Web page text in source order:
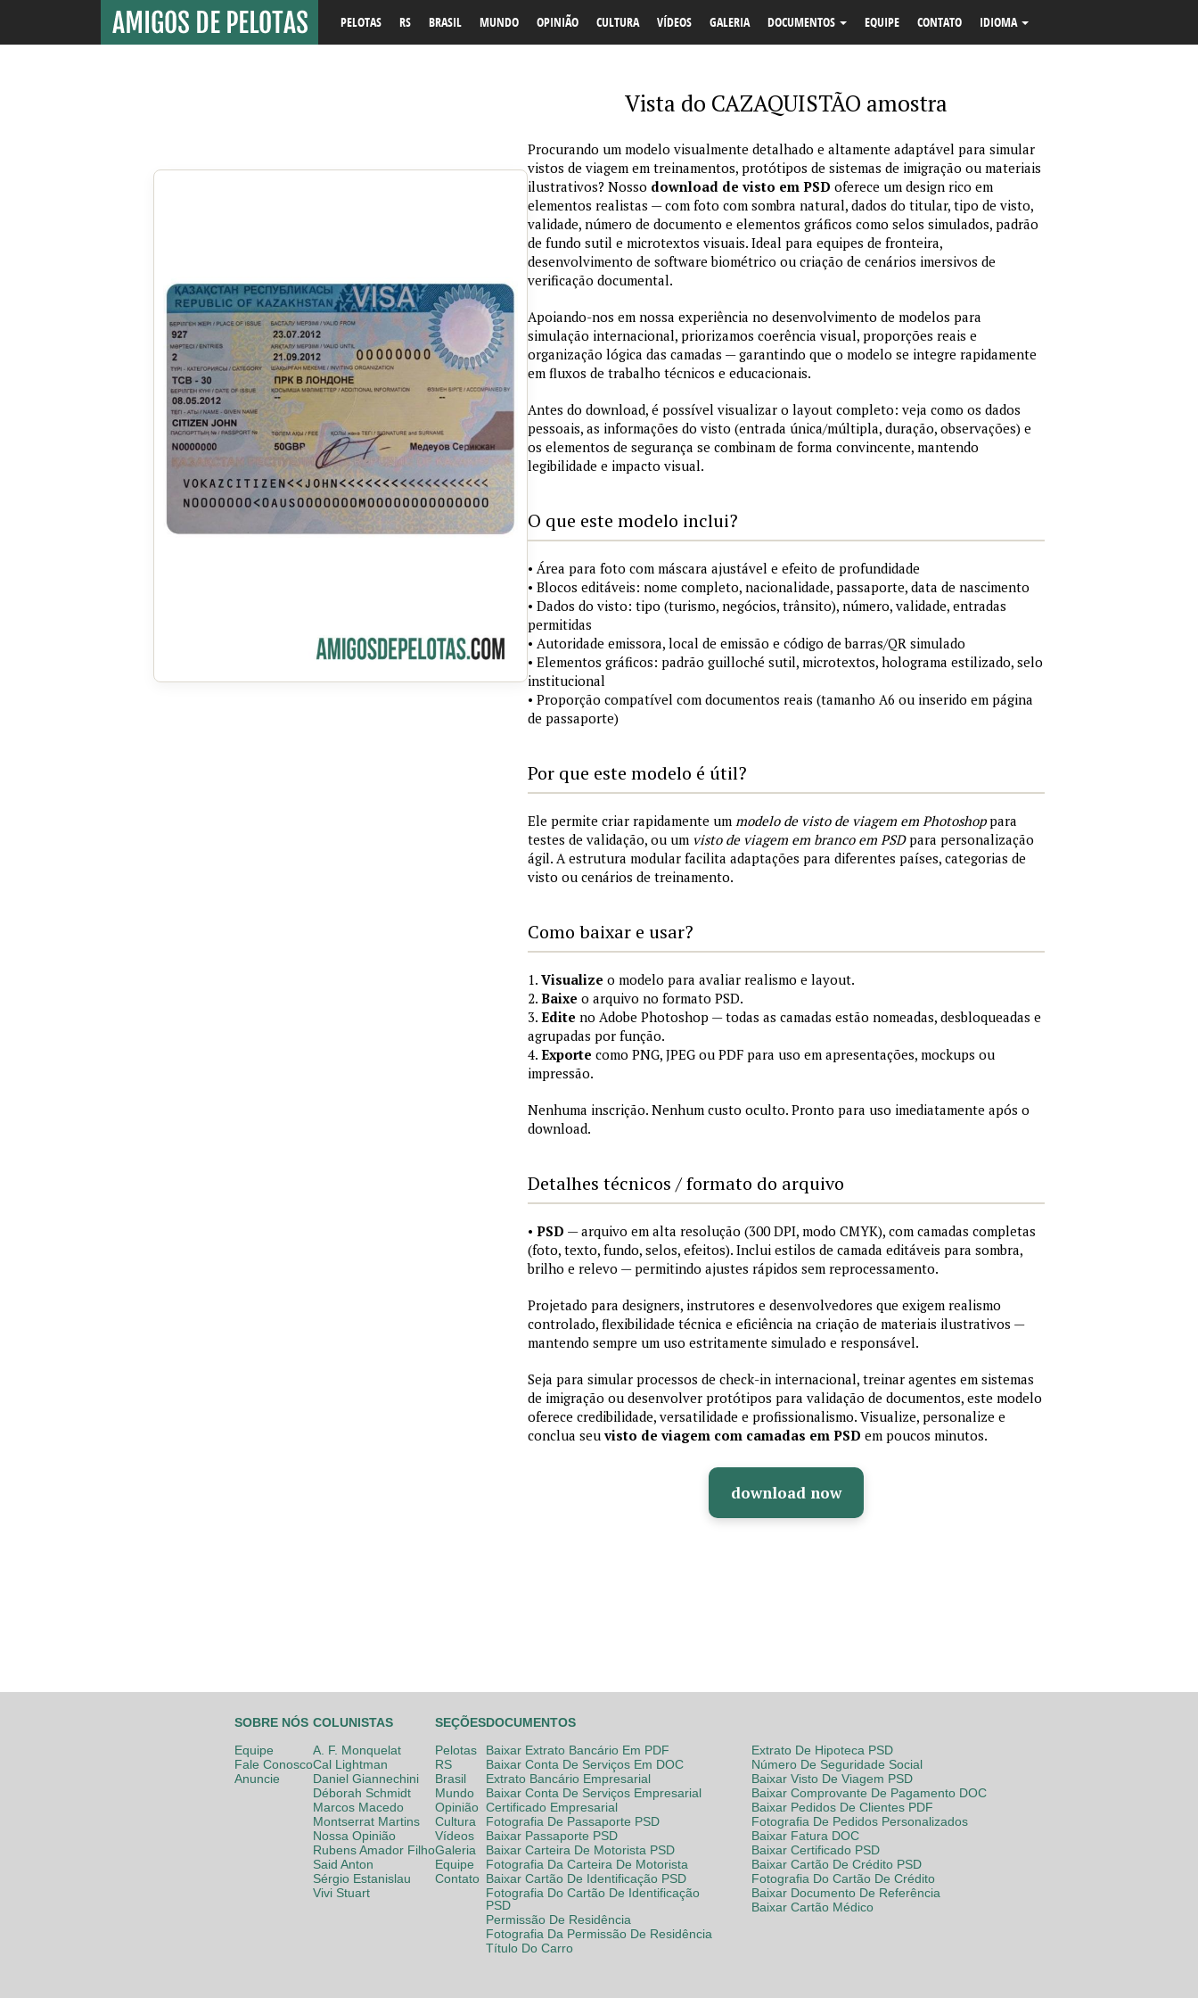
PELOTAS RS BRASIL MUNDO OPINIÃO CULTURA VÍDEOS GALERIA DOCUMENTOS EQUIPE CONTATO IDIOMA
Vista do CAZAQUISTÃO amostra
Procurando um modelo visualmente detalhado e altamente adaptável para simular
vistos de viagem em treinamentos, protótipos de sistemas de imigração ou materiais
ilustrativos? Nosso download de visto em PSD oferece um design rico em
elementos realistas — com foto com sombra natural, dados do titular, tipo de visto,
validade, número de documento e elementos gráficos como selos simulados, padrão
de fundo sutil e microtextos visuais. Ideal para equipes de fronteira,
desenvolvimento de software biométrico ou criação de cenários imersivos de
verificação documental.
Apoiando-nos em nossa experiência no desenvolvimento de modelos para
simulação internacional, priorizamos coerência visual, proporções reais e
organização lógica das camadas — garantindo que o modelo se integre rapidamente
em fluxos de trabalho técnicos e educacionais.
Antes do download, é possível visualizar o layout completo: veja como os dados
pessoais, as informações do visto (entrada única/múltipla, duração, observações) e
os elementos de segurança se combinam de forma convincente, mantendo
legibilidade e impacto visual.
O que este modelo inclui?
• Área para foto com máscara ajustável e efeito de profundidade
• Blocos editáveis: nome completo, nacionalidade, passaporte, data de nascimento
• Dados do visto: tipo (turismo, negócios, trânsito), número, validade, entradas
permitidas
• Autoridade emissora, local de emissão e código de barras/QR simulado
• Elementos gráficos: padrão guilloché sutil, microtextos, holograma estilizado, selo
institucional
• Proporção compatível com documentos reais (tamanho A6 ou inserido em página
de passaporte)
Por que este modelo é útil?
Ele permite criar rapidamente um modelo de visto de viagem em Photoshoppara
testes de validação, ou um visto de viagem em branco em PSDpara personalização
ágil. A estrutura modular facilita adaptações para diferentes países, categorias de
visto ou cenários de treinamento.
Como baixar e usar?
1. Visualize o modelo para avaliar realismo e layout.
2. Baixe o arquivo no formato PSD.
3. Edite no Adobe Photoshop — todas as camadas estão nomeadas, desbloqueadas e
agrupadas por função.
4. Exporte como PNG, JPEG ou PDF para uso em apresentações, mockups ou
impressão.
Nenhuma inscrição. Nenhum custo oculto. Pronto para uso imediatamente após o
download.
Detalhes técnicos / formato do arquivo
• PSD — arquivo em alta resolução (300 DPI, modo CMYK), com camadas completas
(foto, texto, fundo, selos, efeitos). Inclui estilos de camada editáveis para sombra,
brilho e relevo — permitindo ajustes rápidos sem reprocessamento.
Projetado para designers, instrutores e desenvolvedores que exigem realismo
controlado, flexibilidade técnica e eficiência na criação de materiais ilustrativos —
mantendo sempre um uso estritamente simulado e responsável.
Seja para simular processos de check-in internacional, treinar agentes em sistemas
de imigração ou desenvolver protótipos para validação de documentos, este modelo
oferece credibilidade, versatilidade e profissionalismo. Visualize, personalize e
conclua seuvisto de viagem com camadas em PSD em poucos minutos.
download now
SOBRE NÓS
Equipe
Fale Conosco
Anuncie
COLUNISTAS
A. F. Monquelat
Cal Lightman
Daniel Giannechini
Déborah Schmidt
Marcos Macedo
Montserrat Martins
Nossa Opinião
Rubens Amador Filho
Said Anton
Sérgio Estanislau
Vivi Stuart
SEÇÕES
Pelotas
RS
Brasil
Mundo
Opinião
Cultura
Vídeos
Galeria
Equipe
Contato
DOCUMENTOS
Baixar Extrato Bancário Em PDF
Baixar Conta De Serviços Em DOC
Extrato Bancário Empresarial
Baixar Conta De Serviços Empresarial
Certificado Empresarial
Fotografia De Passaporte PSD
Baixar Passaporte PSD
Baixar Carteira De Motorista PSD
Fotografia Da Carteira De Motorista
Baixar Cartão De Identificação PSD
Fotografia Do Cartão De Identificação
PSD
Permissão De Residência
Fotografia Da Permissão De Residência
Título Do Carro
Extrato De Hipoteca PSD
Número De Seguridade Social
Baixar Visto De Viagem PSD
Baixar Comprovante De Pagamento DOC
Baixar Pedidos De Clientes PDF
Fotografia De Pedidos Personalizados
Baixar Fatura DOC
Baixar Certificado PSD
Baixar Cartão De Crédito PSD
Fotografia Do Cartão De Crédito
Baixar Documento De Referência
Baixar Cartão Médico